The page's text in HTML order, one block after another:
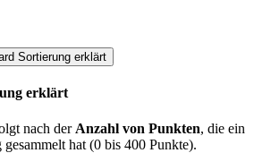
Sortierung erklärt
erklärt
nach der Anzahl von Punkten, die ein
gesammelt hat (0 bis 400 Punkte).